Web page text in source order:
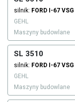
silnik: FORD I-67 VSG
GEHL
Maszyny budowlane
SL 3510
silnik: FORD I-67 VSG
GEHL
Maszyny budowlane